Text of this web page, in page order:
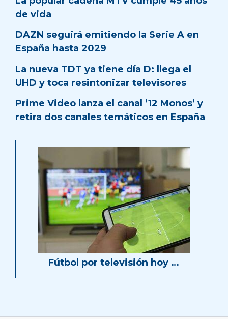
de vida
DAZN seguirá emitiendo la Serie A en
España hasta 2029
La nueva TDT ya tiene día D: llega el
UHD y toca resintonizar televisores
Prime Video lanza el canal ’12 Monos’ y
retira dos canales temáticos en España
Fútbol por televisión hoy …